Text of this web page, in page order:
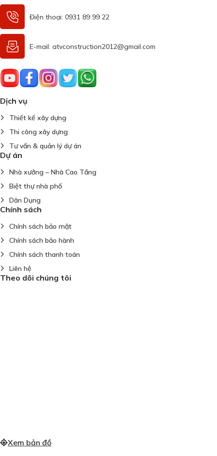
Điện thoại: 0931 89 99 22
E-mail: atvconstruction2012@gmail.com
Dịch vụ
Thiết kế xây dựng
Thi công xây dựng
Tư vấn & quản lý dự án
Dự án
Nhà xưởng – Nhà Cao Tầng
Biệt thự nhà phố
Dân Dụng
Chính sách
Chính sách bảo mật
Chính sách bảo hành
Chính sách thanh toán
Liên hệ
Theo dõi chúng tôi
Xem bản đồ